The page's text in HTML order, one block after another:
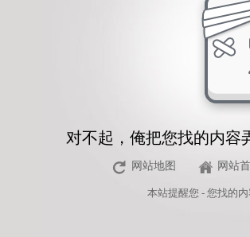
对不起，俺把您找的内容
网站地图 网站
本站提醒您 - 您找的